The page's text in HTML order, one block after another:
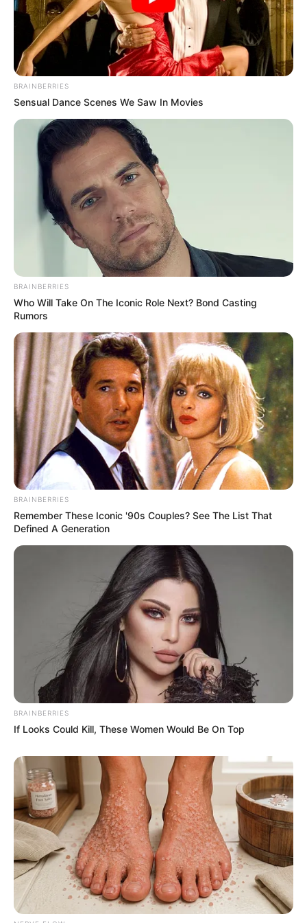
ΥΒΡΙΣ ΑΤΙΣ ΝΕΜΕΣΙΣ ΤΙΣΙΣ. Η
ΕΛΛΗΝΙΚΗ ΗΘΙΚΗ.
Εφημερίδες και ΜΜΕ που
χρηματοδοτούνται από τον
George Soros
Ο γιος μου Hunter !! Ξεκινάει τον
Σεπτέμβρη η προβολή της ταινίας...
Παρασκευή, 19 Αυγούστου 2022, 15:24
ΘΑ ΓΙΝΕΙ ΧΑMΟΣ – Στις...
Η Εξέγερση των Φωτεινών
Όντων Κατά Ερπετοειδών
Βρισκόμαστε Στην
οικονομική άβυσσο;
Ανοιχτή επιστολή προς τον
Πρόεδρο της Τουρκικής
Δημοκρατίας Ρ. Τ. Ερντογάν
ΑΠΟ ΣΗΜΕΡΑ ΤΙΠΟΤΑ ΔΕΝ
ΕΙΝΑΙ ΙΔΙΟ. ΕΝΕΡΓΟΠΟΙΗΣΗ
ΙΧΩΡ. ΤΑ ΣΗΜΑΔΙΑ ΕΜΦΑΝΗ,
Η...
Email address:
Όλα τα κείμενα και οι εικόνες είναι πνευματική ιδιοκτησία του
ΝΙΚΟΛΑΟΣ ΑΝΑΞΙΜΑΝΔΡΟΣ. Aπαγορεύεται η αναπαραγωγή, η
BRAINBERRIES
Sensual Dance Scenes We Saw In Movies
BRAINBERRIES
Who Will Take On The Iconic Role Next? Bond Casting
Rumors
BRAINBERRIES
Remember These Iconic '90s Couples? See The List That
Defined A Generation
BRAINBERRIES
If Looks Could Kill, These Women Would Be On Top